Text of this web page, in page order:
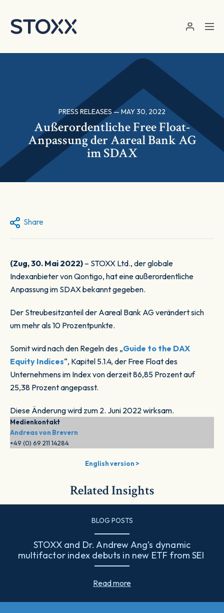
PRESS RELEASES — MAY 30, 2022
Außerordentliche Free Float-
Anpassung der Aareal Bank AG
im SDAX
Share
(Zug, 30. Mai 2022) – STOXX Ltd., der globale
Indexanbieter von Qontigo, hat eine außerordentliche
Anpassung im SDAX bekannt gegeben.
Der Streubesitzanteil der Aareal Bank AG verändert sich
um mehr als 10 Prozentpunkte.
Somit wird nach den Regeln des „Guide to the DAX
Equity Indices“, Kapitel 5.1.4, der Free Float des
Unternehmens im Index von derzeit 86,85 Prozent auf
25,38 Prozent angepasst.
Diese Änderung wird zum 2. Juni 2022 wirksam.
Medienkontakt
Andreas von Brevern
+49 (0) 69 211 14284
English version >
Related Insights
BLOG POSTS
STOXX and Dr. Andrew Ang’s dynamic
multifactor index debuts in new ETF from SEI
Read more